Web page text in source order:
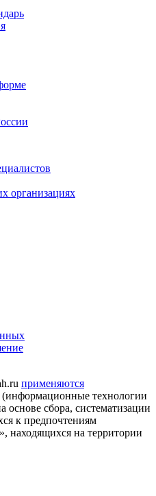
организациях
применяются
(информационные технологии
сбора, систематизации
к предпочтениям
находящихся на территории